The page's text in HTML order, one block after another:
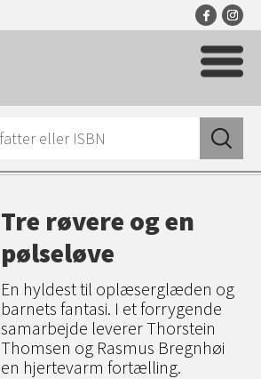
Tre røvere og en
pølseløve
En hyldest til oplæserglæden og
barnets fantasi. I et forrygende
samarbejde leverer Thorstein
Thomsen og Rasmus Bregnhøi
en hjertevarm fortælling.